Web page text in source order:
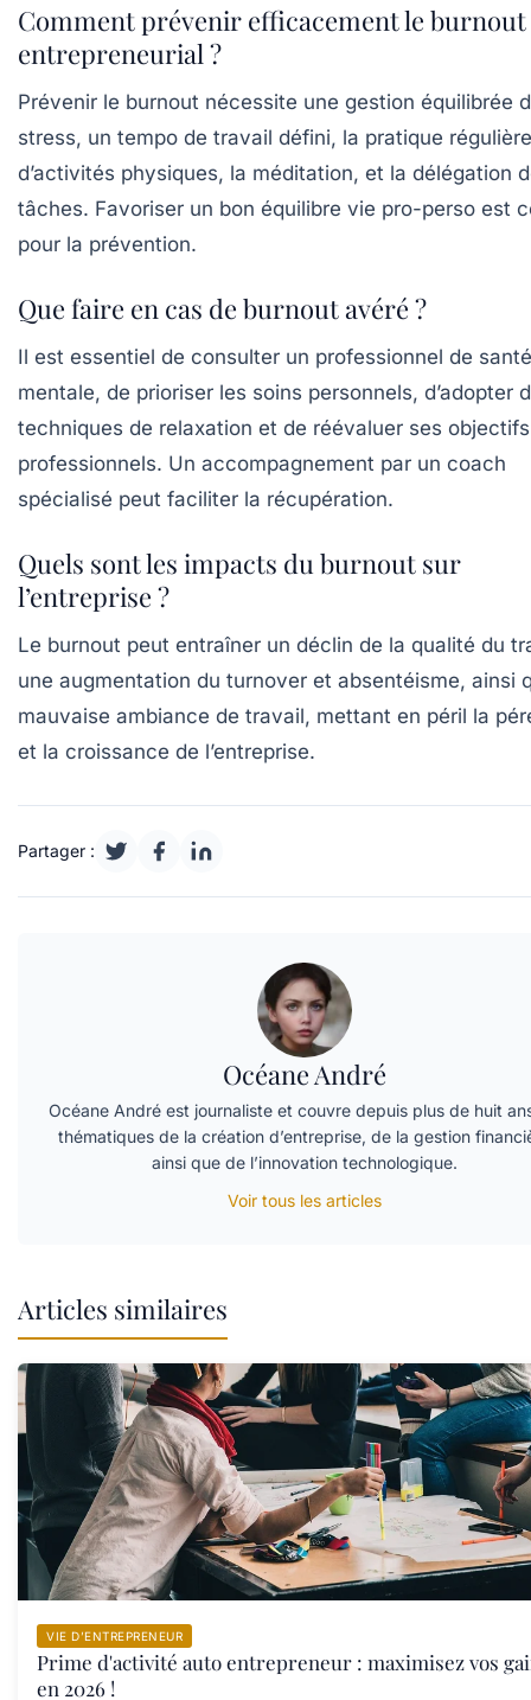
Comment prévenir efficacement le burnout
entrepreneurial ?
Prévenir le burnout nécessite une gestion équilibrée
stress, un tempo de travail défini, la pratique régulière
d’activités physiques, la méditation, et la délégation
tâches. Favoriser un bon équilibre vie pro-perso est
pour la prévention.
Que faire en cas de burnout avéré ?
Il est essentiel de consulter un professionnel de santé
mentale, de prioriser les soins personnels, d’adopter
techniques de relaxation et de réévaluer ses objectifs
professionnels. Un accompagnement par un coach
spécialisé peut faciliter la récupération.
Quels sont les impacts du burnout sur
l’entreprise ?
Le burnout peut entraîner un déclin de la qualité du
une augmentation du turnover et absentéisme, ainsi
mauvaise ambiance de travail, mettant en péril la
et la croissance de l’entreprise.
Partager :
Océane André
Océane André est journaliste et couvre depuis plus de huit
thématiques de la création d’entreprise, de la gestion
ainsi que de l’innovation technologique.
Voir tous les articles
Articles similaires
VIE D’ENTREPRENEUR
Prime d'activité auto entrepreneur : maximisez vos
en 2026 !